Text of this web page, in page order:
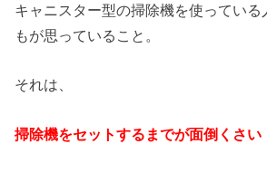
キャニスター型の掃除機を使ってい
もが思っていること。
それは、
掃除機をセットするまでが面倒くさい